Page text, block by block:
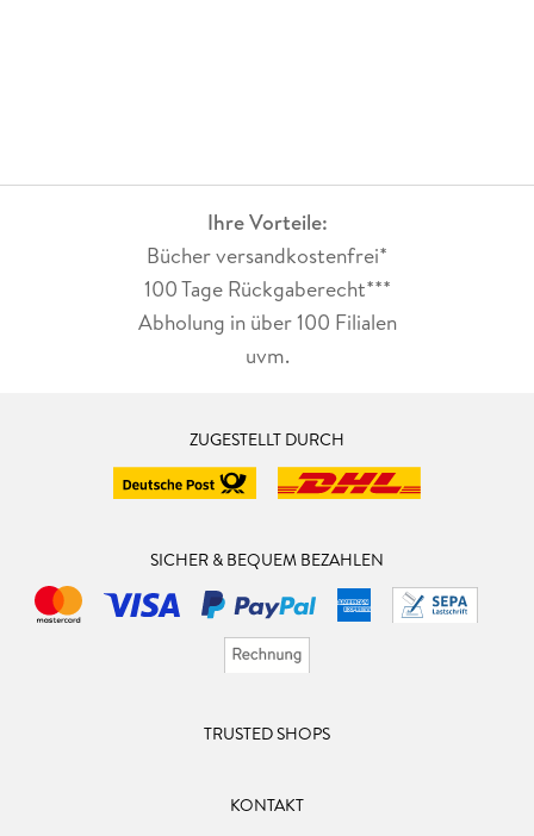
Ihre Vorteile:
Bücher versandkostenfrei*
100 Tage Rückgaberecht***
Abholung in über 100 Filialen
uvm.
ZUGESTELLT DURCH
SICHER & BEQUEM BEZAHLEN
TRUSTED SHOPS
KONTAKT